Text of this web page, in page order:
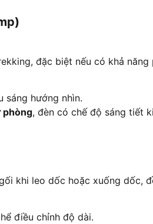
đặc biệt nếu có khả
sáng hướng nhìn.
phòng, đèn có chế độ sáng tiết
khi leo dốc hoặc xuống dốc,
điều chỉnh độ dài.